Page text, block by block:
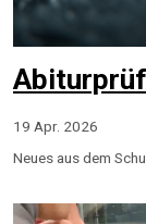
19 Apr. 2026
Neues aus dem